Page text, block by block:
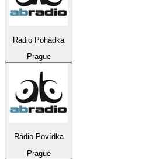
Rádio Pohádka
Prague
Rádio Povídka
Prague